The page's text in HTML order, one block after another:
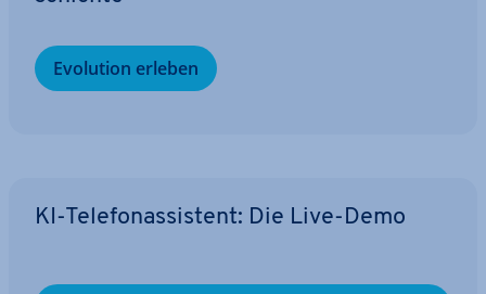
Evolution erleben
KI-Te­le­fon­as­sis­tent: Die Live-Demo